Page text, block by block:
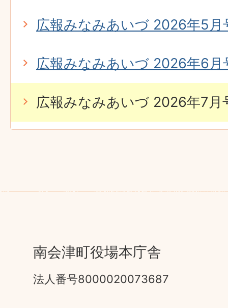
広報みなみあいづ 2026年5月
広報みなみあいづ 2026年6
広報みなみあいづ 2026年7月
南会津町役場本庁舎
法人番号8000020073687